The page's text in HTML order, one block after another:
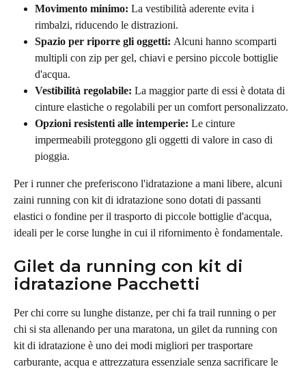
Movimento minimo: La vestibilità aderente evita i
rimbalzi, riducendo le distrazioni.
Spazio per riporre gli oggetti: Alcuni hanno scomparti
multipli con zip per gel, chiavi e persino piccole bottiglie
d'acqua.
Vestibilità regolabile: La maggior parte di essi è dotata di
cinture elastiche o regolabili per un comfort personalizzato.
Opzioni resistenti alle intemperie: Le cinture
impermeabili proteggono gli oggetti di valore in caso di
pioggia.
Per i runner che preferiscono l'idratazione a mani libere, alcuni
zaini running con kit di idratazione sono dotati di passanti
elastici o fondine per il trasporto di piccole bottiglie d'acqua,
ideali per le corse lunghe in cui il rifornimento è fondamentale.
Gilet da running con kit di
idratazione Pacchetti
Per chi corre su lunghe distanze, per chi fa trail running o per
chi si sta allenando per una maratona, un gilet da running con
kit di idratazione è uno dei modi migliori per trasportare
carburante, acqua e attrezzatura essenziale senza sacrificare le